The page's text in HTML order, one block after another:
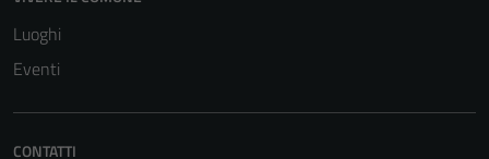
Luoghi
Eventi
CONTATTI